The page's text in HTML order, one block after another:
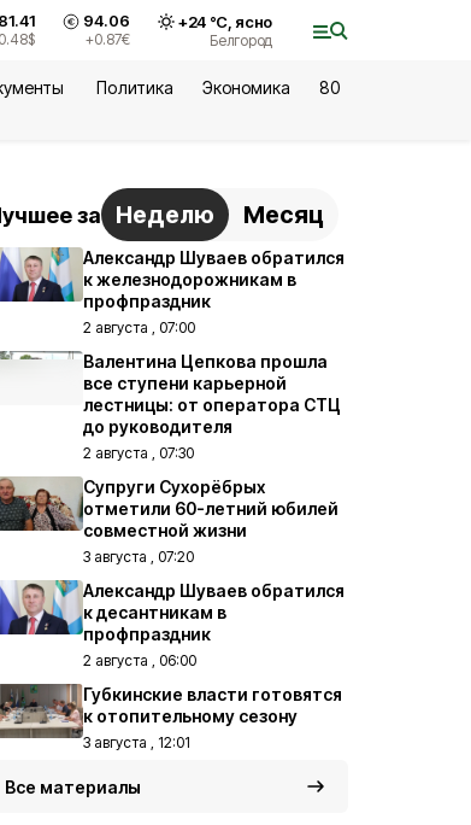
81.41
$
94.06
+0.87€
+24°С, ясно
Белгород
Политика Экономика
80
за Неделю Месяц
Александр Шуваев обратился
к железнодорожникам в
профпраздник
2 августа , 07:00
Валентина Цепкова прошла
все ступени карьерной
лестницы: от оператора СТЦ
до руководителя
2 августа , 07:30
Супруги Сухорёбрых
отметили 60-летний юбилей
совместной жизни
3 августа , 07:20
Александр Шуваев обратился
к десантникам в
профпраздник
2 августа , 06:00
Губкинские власти готовятся
к отопительному сезону
3 августа , 12:01
Все материалы